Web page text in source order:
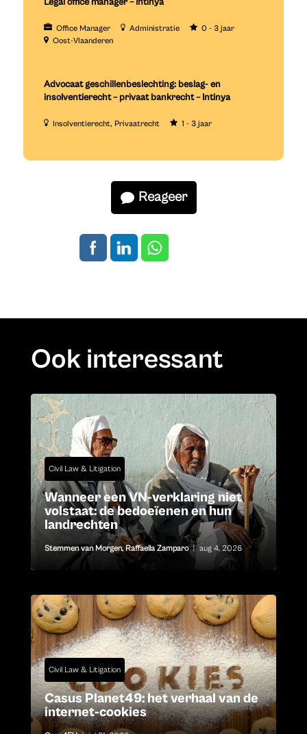
Legal office manager – Intinya
Office Manager Administratie
0 - 3 jaar
Oost-Vlaanderen
Advocaat geschillenbeslechting: beslag- en
insolventierecht – privaat bankrecht – Intinya
Insolventierecht Privaatrecht 1 - 3 jaar
Reageer
Ook interessant
Civil Law & Litigation
Wanneer een VN-verklaring niet
volstaat: de bedoeïenen en hun
landrechten
Stemmen van Morgen,Raffaella Zamparo | aug 4, 2026
Civil Law & Litigation
Casus Planet49: het verhaal van de
internet-cookies